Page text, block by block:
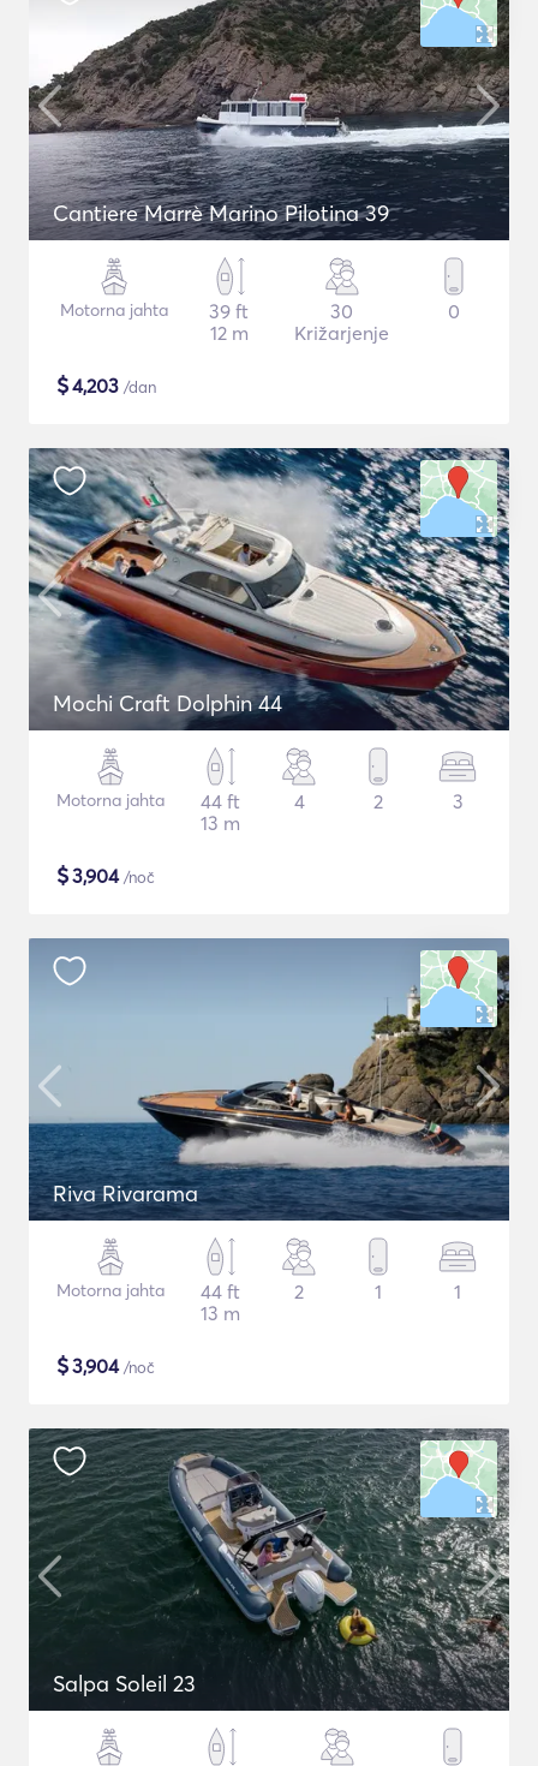
Cantiere Marrè Marino Pilotina 39
Motorna jahta
39 ft
12 m
30
Križarjenje
0
$4,203 /dan
Mochi Craft Dolphin 44
Motorna jahta
44 ft
13 m
4 2 3
$3,904/noč
Riva Rivarama
Motorna jahta
44 ft
13 m
2 1 1
$3,904/noč
Salpa Soleil 23